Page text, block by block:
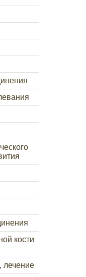
кости
лечение